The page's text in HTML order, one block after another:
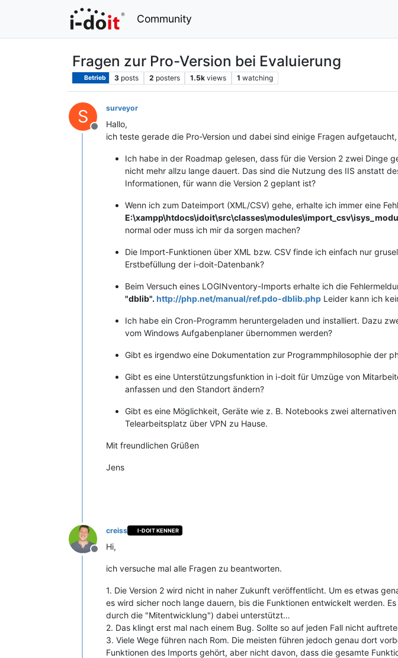
Community
Fragen zur Pro-Version bei Evaluierung
Betrieb 3 posts 2 posters 1.5k views 1 watching
S
Offline
surveyor
Hallo,
ich teste gerade die Pro-Version und dabei sind einige Fragen
Ich habe in der Roadmap gelesen, dass für die Version 2 zwei
nicht mehr allzu lange dauert. Das sind die Nutzung des IIS anstatt
Informationen, für wann die Version 2 geplant ist?
Wenn ich zum Dateimport (XML/CSV) gehe, erhalte ich immer eine
normal oder muss ich mir da sorgen machen?
Die Import-Funktionen über XML bzw. CSV finde ich einfach nur
Erstbefüllung der i-doit-Datenbank?
Beim Versuch eines LOGINventory-Imports erhalte ich die
"dblib". http://php.net/manual/ref.pdo-dblib.php Leider kann ich
Ich habe ein Cron-Programm heruntergeladen und installiert. Dazu
vom Windows Aufgabenplaner übernommen werden?
Gibt es irgendwo eine Dokumentation zur Programmphilosophie der
Gibt es eine Unterstützungsfunktion in i-doit für Umzüge von
anfassen und den Standort ändern?
Gibt es eine Möglichkeit, Geräte wie z. B. Notebooks zwei
Telearbeitsplatz über VPN zu Hause.
Mit freundlichen Grüßen
Jens
Offline
creiss I-DOIT KENNER
Hi,
ich versuche mal alle Fragen zu beantworten.
1. Die Version 2 wird nicht in naher Zukunft veröffentlicht. Um es etwas
es wird sicher noch lange dauern, bis die Funktionen entwickelt werden.
durch die "Mitentwicklung") dabei unterstützt…
2. Das klingt erst mal nach einem Bug. Sollte so auf jeden Fall nicht
3. Viele Wege führen nach Rom. Die meisten führen jedoch genau dort
Funktionen des Imports gehört, aber nicht davon, dass die gesamte